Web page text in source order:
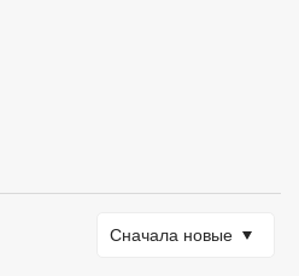
Сортировать по
Сначала новые